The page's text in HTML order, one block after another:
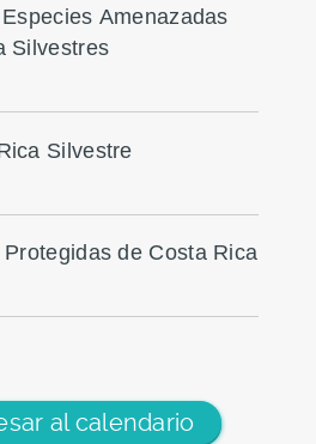
Amenazadas
Silvestres
Silvestre
de Costa Rica
al calendario